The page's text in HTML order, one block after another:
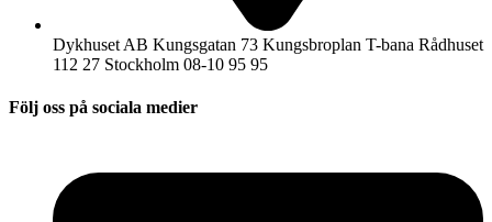
Dykhuset AB Kungsgatan 73 Kungsbroplan T-bana Rådhuset
112 27 Stockholm 08-10 95 95
Följ oss på sociala medier